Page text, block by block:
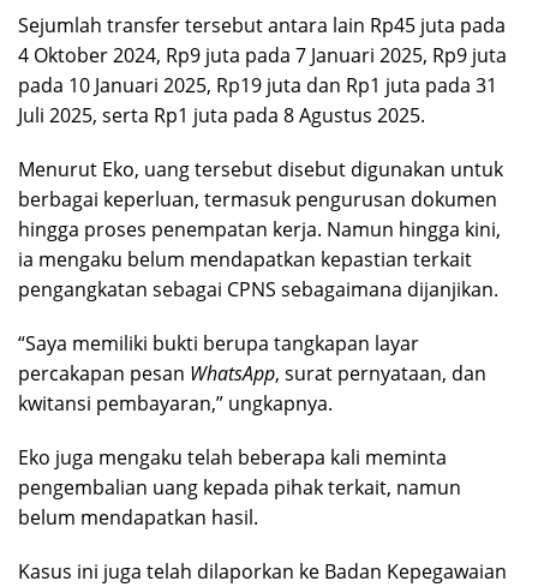
Sejumlah transfer tersebut antara lain Rp45 juta pada
4 Oktober 2024, Rp9 juta pada 7 Januari 2025, Rp9 juta
pada 10 Januari 2025, Rp19 juta dan Rp1 juta pada 31
Juli 2025, serta Rp1 juta pada 8 Agustus 2025.
Menurut Eko, uang tersebut disebut digunakan untuk
berbagai keperluan, termasuk pengurusan dokumen
hingga proses penempatan kerja. Namun hingga kini,
ia mengaku belum mendapatkan kepastian terkait
pengangkatan sebagai CPNS sebagaimana dijanjikan.
“Saya memiliki bukti berupa tangkapan layar
percakapan pesan WhatsApp, surat pernyataan, dan
kwitansi pembayaran,” ungkapnya.
Eko juga mengaku telah beberapa kali meminta
pengembalian uang kepada pihak terkait, namun
belum mendapatkan hasil.
Kasus ini juga telah dilaporkan ke Badan Kepegawaian